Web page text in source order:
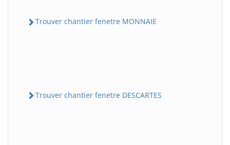
Trouver chantier fenetre MONNAIE
Trouver chantier fenetre DESCARTES